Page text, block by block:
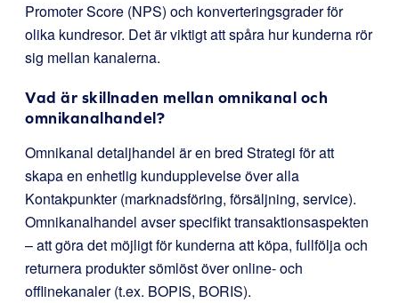
Promoter Score (NPS) och konverteringsgrader för
olika kundresor. Det är viktigt att spåra hur kunderna rör
sig mellan kanalerna.
Vad är skillnaden mellan omnikanal och
omnikanalhandel?
Omnikanal detaljhandel är en bred Strategi för att
skapa en enhetlig kundupplevelse över alla
Kontakpunkter (marknadsföring, försäljning, service).
Omnikanalhandel avser specifikt transaktionsaspekten
– att göra det möjligt för kunderna att köpa, fullfölja och
returnera produkter sömlöst över online- och
offlinekanaler (t.ex. BOPIS, BORIS).